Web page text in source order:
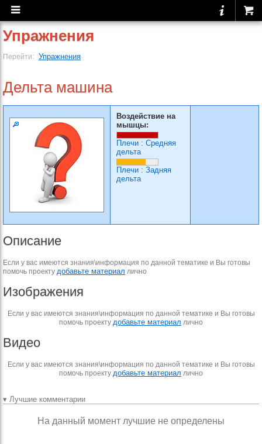
Упражнения
Перейти: Упражнения
Дельта машина
Воздействие на
мышцы:
Плечи : Средняя
дельта
Плечи : Задняя
дельта
Описание
Если у вас имеются знания\информация по данной тематике и Вы готовы
помочь проекту добавьте материал лично
Изображения
Если у вас имеются знания\информация по данной тематике и Вы готовы
помочь проекту добавьте материал лично
Видео
Если у вас имеются знания\информация по данной тематике и Вы готовы
помочь проекту добавьте материал лично
▾ Лучшие комментарии
На данный момент лучшие не определены